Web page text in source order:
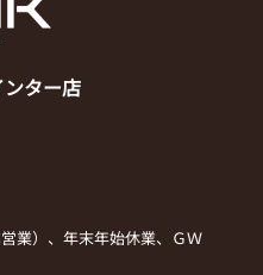
ター店
業）、年末年始休業、ＧＷ